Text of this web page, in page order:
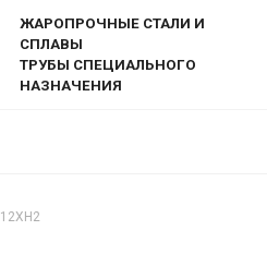
ЖАРОПРОЧНЫЕ СТАЛИ И
СПЛАВЫ
ТРУБЫ СПЕЦИАЛЬНОГО
НАЗНАЧЕНИЯ
12ХН2